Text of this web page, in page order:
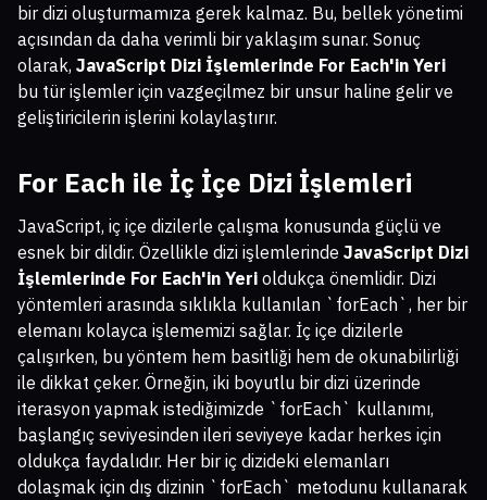
bir dizi oluşturmamıza gerek kalmaz. Bu, bellek yönetimi
açısından da daha verimli bir yaklaşım sunar. Sonuç
olarak, JavaScript Dizi İşlemlerinde For Each'in Yeri
bu tür işlemler için vazgeçilmez bir unsur haline gelir ve
geliştiricilerin işlerini kolaylaştırır.
For Each ile İç İçe Dizi İşlemleri
JavaScript, iç içe dizilerle çalışma konusunda güçlü ve
esnek bir dildir. Özellikle dizi işlemlerinde JavaScript Dizi
İşlemlerinde For Each'in Yeri oldukça önemlidir. Dizi
yöntemleri arasında sıklıkla kullanılan `forEach`, her bir
elemanı kolayca işlememizi sağlar. İç içe dizilerle
çalışırken, bu yöntem hem basitliği hem de okunabilirliği
ile dikkat çeker. Örneğin, iki boyutlu bir dizi üzerinde
iterasyon yapmak istediğimizde `forEach` kullanımı,
başlangıç seviyesinden ileri seviyeye kadar herkes için
oldukça faydalıdır. Her bir iç dizideki elemanları
dolaşmak için dış dizinin `forEach` metodunu kullanarak